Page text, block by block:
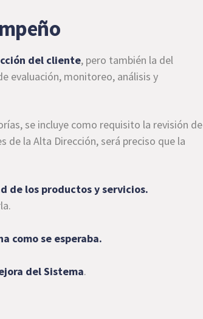
del cliente, pero también la del
evaluación, monitoreo, análisis y
se incluye como requisito la revisión de
de la Alta Dirección, será preciso que la
de los productos y servicios.
como se esperaba.
del Sistema.